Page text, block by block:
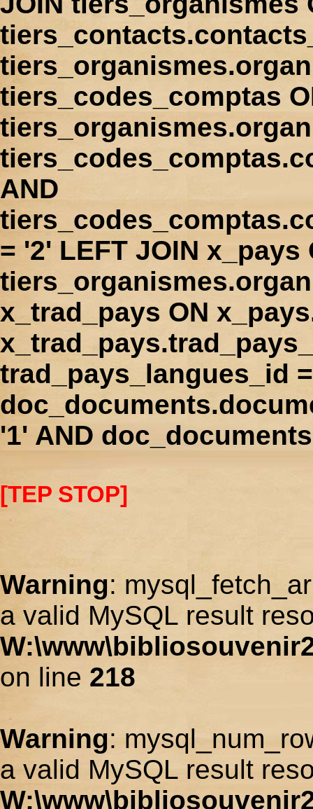
tiers_codes_comptas
AND
= '2' LEFT JOIN
x_trad_pays ON
trad_pays_langues_id
'1' AND
[TEP STOP]
Warning:
a valid MySQL result
on line 218
Warning:
a valid MySQL result